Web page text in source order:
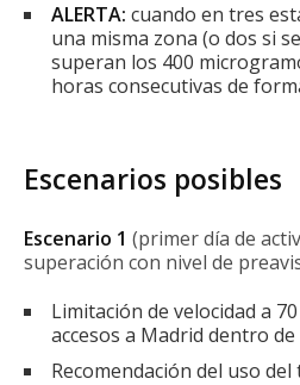
ALERTA: cuando en tres
una misma zona (o dos si
superan los 400
horas consecutivas de
Escenarios posibles
Escenario 1 (primer día de
superación con nivel de
Limitación de velocidad a
accesos a Madrid dentro de
Recomendación del uso